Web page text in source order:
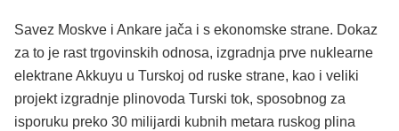
Savez Moskve i Ankare jača i s ekonomske strane. Dokaz
za to je rast trgovinskih odnosa, izgradnja prve nuklearne
elektrane Akkuyu u Turskoj od ruske strane, kao i veliki
projekt izgradnje plinovoda Turski tok, sposobnog za
isporuku preko 30 milijardi kubnih metara ruskog plina